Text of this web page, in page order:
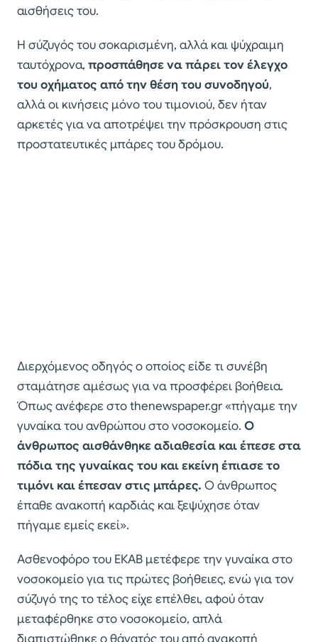
αισθήσεις του.
Η σύζυγός του σοκαρισμένη, αλλά και ψύχραιμη
ταυτόχρονα, προσπάθησε να πάρει τον έλεγχο
του οχήματος από την θέση του συνοδηγού,
αλλά οι κινήσεις μόνο του τιμονιού, δεν ήταν
αρκετές για να αποτρέψει την πρόσκρουση στις
προστατευτικές μπάρες του δρόμου.
Διερχόμενος οδηγός ο οποίος είδε τι συνέβη
σταμάτησε αμέσως για να προσφέρει βοήθεια.
Όπως ανέφερε στο thenewspaper.gr «πήγαμε την
γυναίκα του ανθρώπου στο νοσοκομείο. Ο
άνθρωπος αισθάνθηκε αδιαθεσία και έπεσε στα
πόδια της γυναίκας του και εκείνη έπιασε το
τιμόνι και έπεσαν στις μπάρες. Ο άνθρωπος
έπαθε ανακοπή καρδιάς και ξεψύχησε όταν
πήγαμε εμείς εκεί».
Ασθενοφόρο του ΕΚΑΒ μετέφερε την γυναίκα στο
νοσοκομείο για τις πρώτες βοήθειες, ενώ για τον
σύζυγό της το τέλος είχε επέλθει, αφού όταν
μεταφέρθηκε στο νοσοκομείο, απλά
διαπιστώθηκε ο θάνατός του από ανακοπή